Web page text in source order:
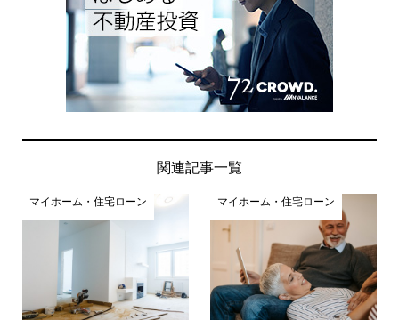
関連記事一覧
マイホーム・住宅ローン マイホーム・住宅ローン